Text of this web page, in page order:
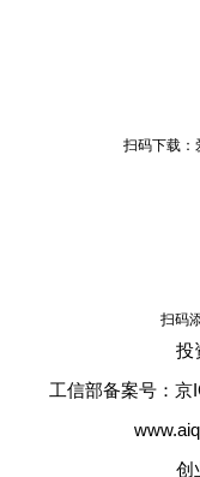
扫码下载：
扫码
投
工信部备案号：京
创